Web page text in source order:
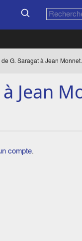
de G. Saragat à Jean
Jean
compte.